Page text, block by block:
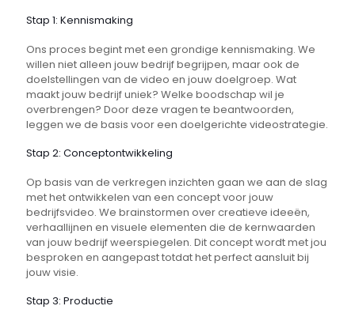
Stap 1: Kennismaking
Ons proces begint met een grondige kennismaking. We
willen niet alleen jouw bedrijf begrijpen, maar ook de
doelstellingen van de video en jouw doelgroep. Wat
maakt jouw bedrijf uniek? Welke boodschap wil je
overbrengen? Door deze vragen te beantwoorden,
leggen we de basis voor een doelgerichte videostrategie.
Stap 2: Conceptontwikkeling
Op basis van de verkregen inzichten gaan we aan de slag
met het ontwikkelen van een concept voor jouw
bedrijfsvideo. We brainstormen over creatieve ideeën,
verhaallijnen en visuele elementen die de kernwaarden
van jouw bedrijf weerspiegelen. Dit concept wordt met jou
besproken en aangepast totdat het perfect aansluit bij
jouw visie.
Stap 3: Productie